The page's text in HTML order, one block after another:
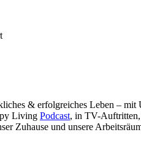
& erfolgreiches Leben –
Living Podcast, in TV-Auftritten,
Zuhause und unsere